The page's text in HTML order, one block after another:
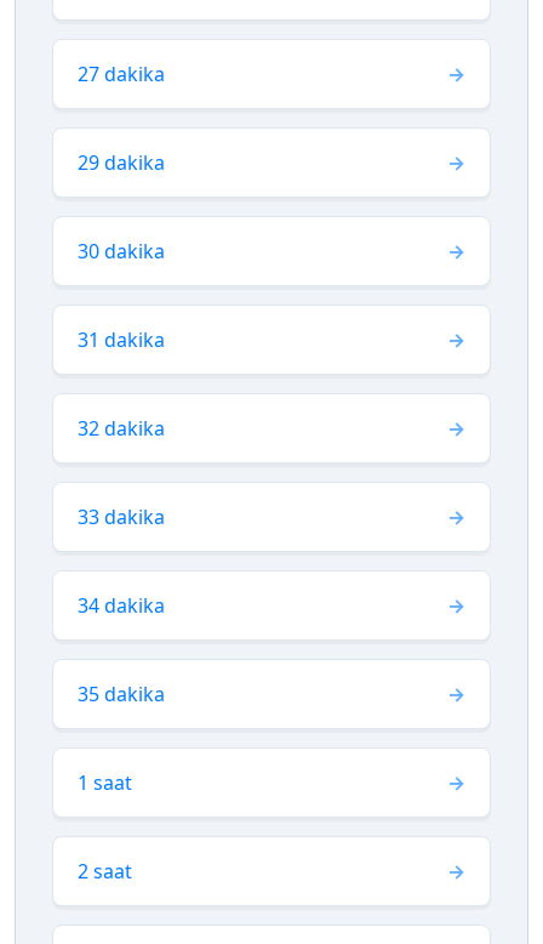
27 dakika
29 dakika
30 dakika
31 dakika
32 dakika
33 dakika
34 dakika
35 dakika
1 saat
2 saat